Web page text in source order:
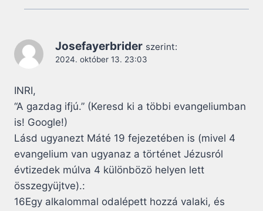
Josefayerbrider szerint:
2024. október 13. 23:03
INRI,
“A gazdag ifjú.” (Keresd ki a többi evangeliumban
is! Google!)
Lásd ugyanezt Máté 19 fejezetében is (mivel 4
evangelium van ugyanaz a történet Jézusról
évtizedek múlva 4 különbözö helyen lett
összegyüjtve).:
16Egy alkalommal odalépett hozzá valaki, és